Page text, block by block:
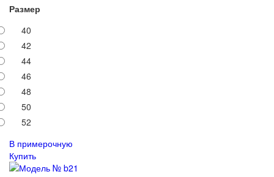
Размер
40
42
44
46
48
50
52
В примерочную
Купить